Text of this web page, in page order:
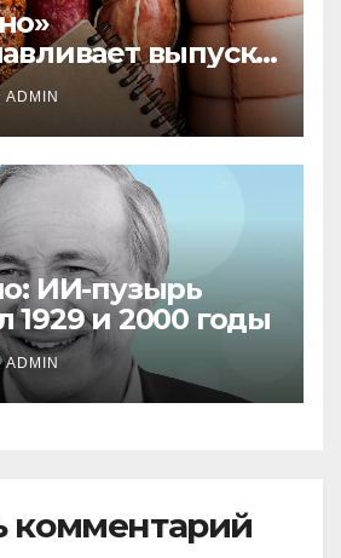
выпуск
ADMIN
ИИ-пузырь
1929 и 2000 годы
ADMIN
комментарий